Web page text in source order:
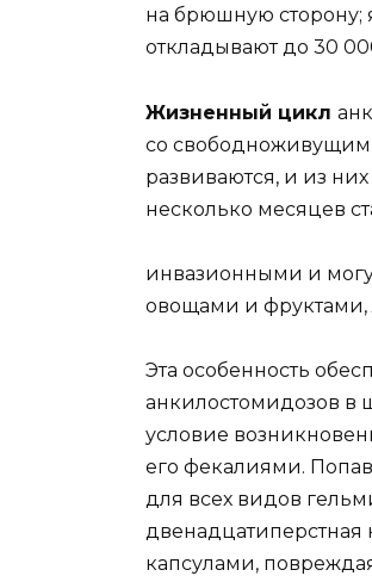
на брюшную сторону;
откладывают до 30
Жизненный цикл
со
развиваются, и из
несколько месяцев
инвазионными и
овощами и фруктами,
Эта особенность
анкилостомидозов в
условие
его фекалиями.
для всех видов
капсулами,